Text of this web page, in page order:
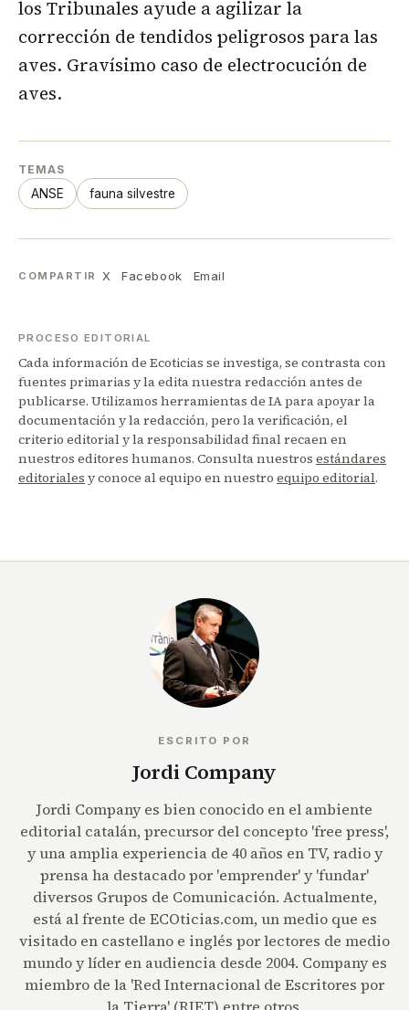
los Tribunales ayude a agilizar la
corrección de tendidos peligrosos para las
aves. Gravísimo caso de electrocución de
aves.
TEMAS
ANSE fauna silvestre
COMPARTIR X Facebook Email
PROCESO EDITORIAL
Cada información de Ecoticias se investiga, se contrasta con
fuentes primarias y la edita nuestra redacción antes de
publicarse. Utilizamos herramientas de IA para apoyar la
documentación y la redacción, pero la verificación, el
criterio editorial y la responsabilidad final recaen en
nuestros editores humanos. Consulta nuestros estándares
editoriales y conoce al equipo en nuestro equipo editorial.
ESCRITO POR
Jordi Company
Jordi Company es bien conocido en el ambiente
editorial catalán, precursor del concepto 'free press',
y una amplia experiencia de 40 años en TV, radio y
prensa ha destacado por 'emprender' y 'fundar'
diversos Grupos de Comunicación. Actualmente,
está al frente de ECOticias.com, un medio que es
visitado en castellano e inglés por lectores de medio
mundo y líder en audiencia desde 2004. Company es
miembro de la 'Red Internacional de Escritores por